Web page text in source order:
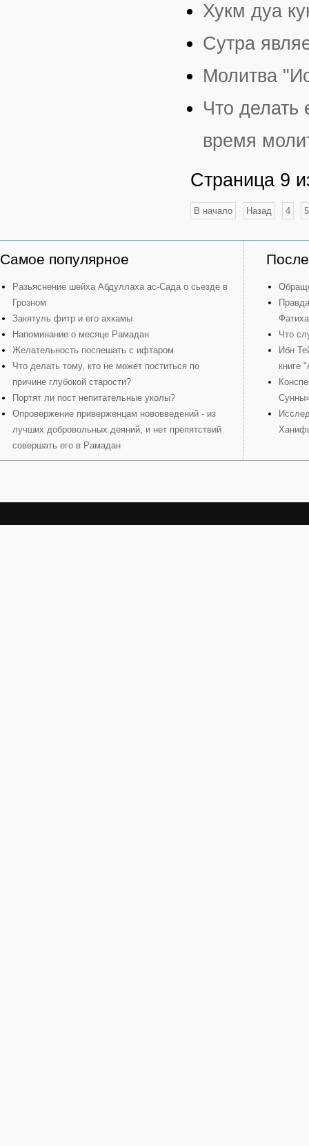
Хукм дуа
Сутра
Молитва
Что делать
время
Страница 9
В начало Назад 4 5
Самое популярное
Разьяснение шейха Абдуллаха ас-Сада о сьезде в
Грозном
Закятуль фитр и его ахкамы
Напоминание о месяце Рамадан
Желательность поспешать с ифтаром
Что делать тому, кто не может поститься по
причине глубокой старости?
Портят ли пост непитательные уколы?
Опровержение приверженцам нововведений - из
лучших добровольных деяний, и нет препятствий
совершать его в Рамадан
Что
Ибн
книге